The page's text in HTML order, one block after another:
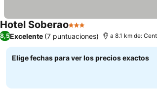
Hotel Soberao3 Estrellas
8,5Excelente (7 puntuaciones) a 8.1 km de:
Elige fechas para ver los precios exactos